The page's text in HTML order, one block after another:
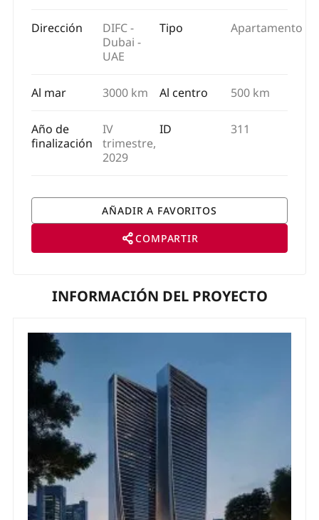
Dirección
DIFC -
Dubai -
UAE
Tipo Apartamento
Al mar 3000 km Al centro 500 km
Año de
finalización
IV
trimestre,
2029
ID 311
COMPARTIR
INFORMACIÓN DEL PROYECTO